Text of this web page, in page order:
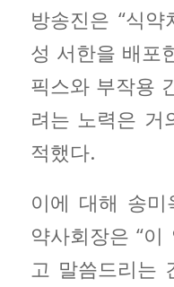
방송진은 “식
성 서한을 배포
픽스와 부작용
려는 노력은 거
적했다.
이에 대해 송
약사회장은 “
고 말씀드리는